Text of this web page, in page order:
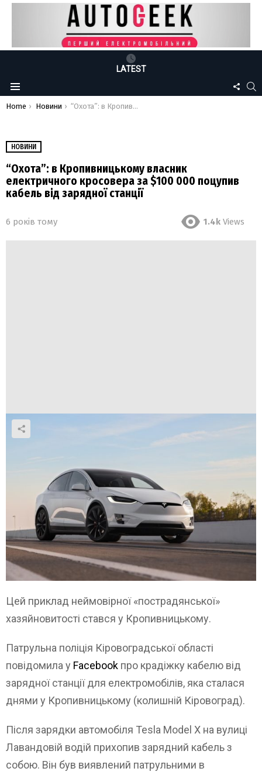
LATEST
Menu
US
You are here:
Home Новини “Охота”: в Кропивницькому власник електричного кросовера за $100 000 поцупив кабель від зарядної станції
НОВИНИ
“Охота”: в Кропивницькому власник
електричного кросовера за $100 000 поцупив
кабель від зарядної станції
6 років тому 1.4k Views
Цей приклад неймовірної «пострадянської»
хазяйновитості стався у Кропивницькому.
Патрульна поліція Кіровоградської області
повідомила у Facebook про крадіжку кабелю від
зарядної станції для електромобілів, яка сталася
днями у Кропивницькому (колишній Кіровоград).
Після зарядки автомобіля Tesla Model X на вулиці
Лавандовій водій прихопив зарядний кабель з
собою. Він був виявлений патрульними в